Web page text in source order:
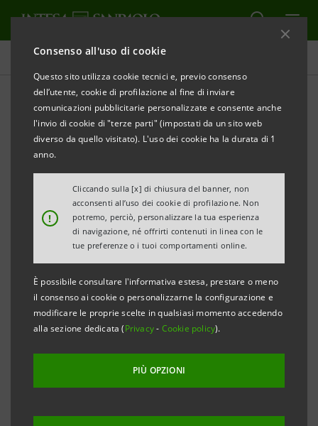
Consenso all'uso di cookie
Questo sito utilizza cookie tecnici e, previo consenso
dell’utente, cookie di profilazione al fine di inviare
comunicazioni pubblicitarie personalizzate e consente anche
l'invio di cookie di "terze parti" (impostati da un sito web
diverso da quello visitato). L'uso dei cookie ha la durata di 1
anno.
!
Cliccando sulla [x] di chiusura del banner, non
acconsenti all’uso dei cookie di profilazione. Non
potremo, perciò, personalizzare la tua esperienza
di navigazione, né offrirti contenuti in linea con le
tue preferenze o i tuoi comportamenti online.
È possibile consultare l'informativa estesa, prestare o meno
il consenso ai cookie o personalizzarne la configurazione e
modificare le proprie scelte in qualsiasi momento accedendo
alla sezione dedicata (Privacy- Cookie policy).
PIÙ OPZIONI
Comunicati stampa
STAMPA AGGIORNA
INTESA SANPAOLO: PARTECIPAZIONE IN UNICREDIT
Torino, Milano, 24 maggio 2007– Intesa Sanpaolo ha
modello 120 A - che in data 17 maggio 2007 la società
controllata Banca Caboto ha superato la soglia del 2%
del capitale ordinario di UniCredit, raggiungendo il
2,25%, e che alla stessa data il Gruppo Intesa
Sanpaolo deteneva una quota del capitale ordinario
di UniCredit salita al 3,99%, a seguito di operazioni
poste in essere nell’ambito dell’abituale attività di
negoziazione, coperte da derivati e aventi scadenza a
breve termine. Il rientro al di sotto della soglia del 2%